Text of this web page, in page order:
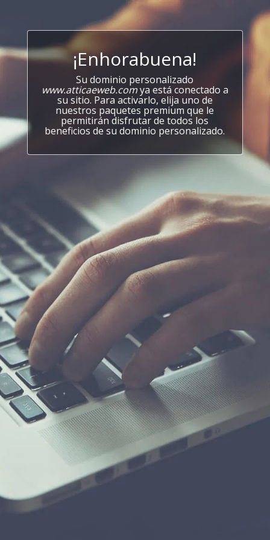
¡Enhorabuena!
Su dominio personalizado
www.atticaeweb.comya está conectado a
su sitio. Para activarlo, elija uno de
nuestros paquetes premium que le
permitirán disfrutar de todos los
beneficios de su dominio personalizado.